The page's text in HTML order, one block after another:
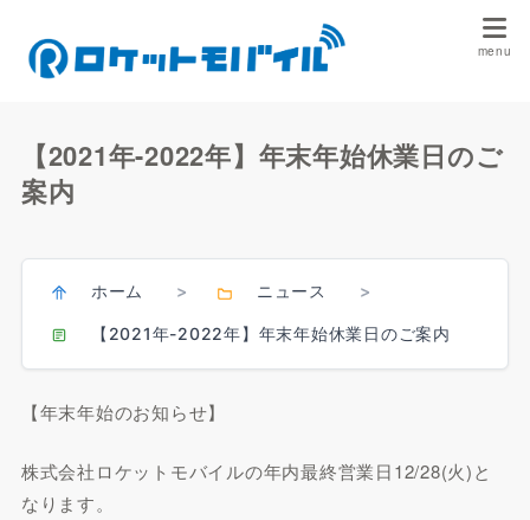
【2021年-2022年】年末年始休業日のご
案内
ホーム > ニュース >
【2021年-2022年】年末年始休業日のご案内
【年末年始のお知らせ】
株式会社ロケットモバイルの年内最終営業日12/28(火)と
なります。